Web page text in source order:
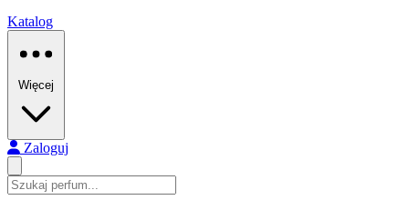
Katalog
Więcej
Zaloguj